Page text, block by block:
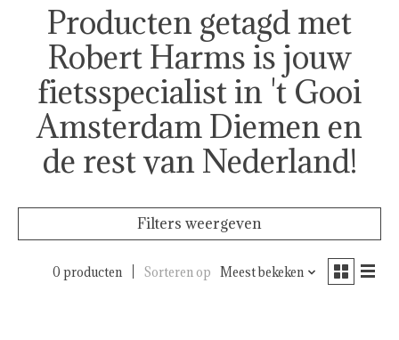
Producten getagd met
Robert Harms is jouw
fietsspecialist in 't Gooi
Amsterdam Diemen en
de rest van Nederland!
Filters weergeven
0 producten Sorteren op Meest bekeken